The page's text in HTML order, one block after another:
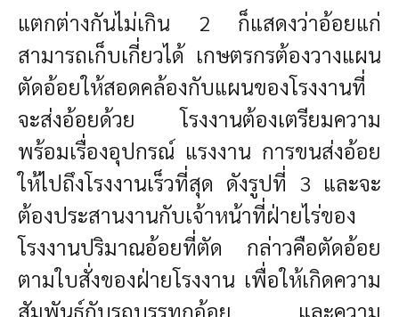
แตกต่างกันไม่เกิน 2 ก็แสดงว่าอ้อยแก่
สามารถเก็บเกี่ยวได้ เกษตรกรต้องวางแผน
ตัดอ้อยให้สอดคล้องกับแผนของโรงงานที่
จะส่งอ้อยด้วย โรงงานต้องเตรียมความ
พร้อมเรื่องอุปกรณ์ แรงงาน การขนส่งอ้อย
ให้ไปถึงโรงงานเร็วที่สุด ดังรูปที่ 3 และจะ
ต้องประสานงานกับเจ้าหน้าที่ฝ่ายไร่ของ
โรงงานปริมาณอ้อยที่ตัด กล่าวคือตัดอ้อย
ตามใบสั่งของฝ่ายโรงงาน เพื่อให้เกิดความ
สัมพันธ์กับรถบรรทุกอ้อย และความ